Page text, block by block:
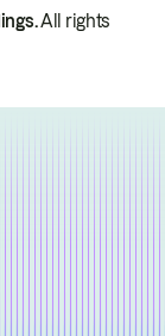
All rights